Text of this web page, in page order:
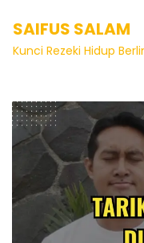
SAIFUS SALAM
Kunci Rezeki Hidup
Tag: